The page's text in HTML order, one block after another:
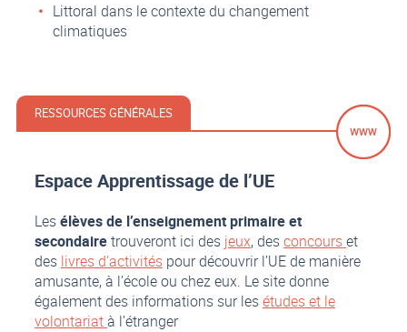
Littoral dans le contexte du changement
climatiques
RESSOURCES GÉNÉRALES
Espace Apprentissage de l’UE
Lesélèves de l’enseignement primaire et
secondairetrouveront ici des jeux, desconcourset
des livres d’activitéspour découvrir l’UE de manière
amusante, à l’école ou chez eux. Le site donne
également des informations sur lesétudes et le
volontariatà l’étranger